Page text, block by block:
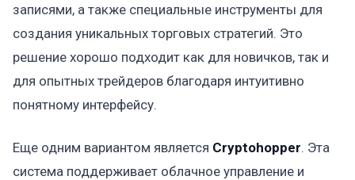
записями, а также специальные инструменты для
создания уникальных торговых стратегий. Это
решение хорошо подходит как для новичков, так и
для опытных трейдеров благодаря интуитивно
понятному интерфейсу.
Еще одним вариантом является Cryptohopper. Эта
система поддерживает облачное управление и